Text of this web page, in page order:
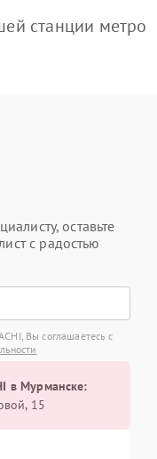
станции метро
оставьте
с радостью
Вы соглашаетесь с
в Мурманске:
15